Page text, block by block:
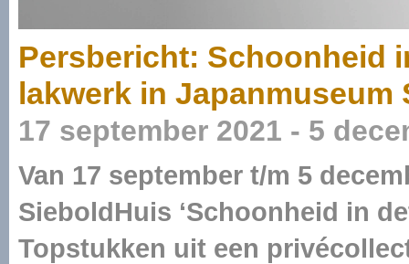
Persbericht: Schoonheid
lakwerk in Japanmuseum
17 september 2021 - 5
Van 17 september t/m 5
SieboldHuis ‘Schoonheid in
Topstukken uit een